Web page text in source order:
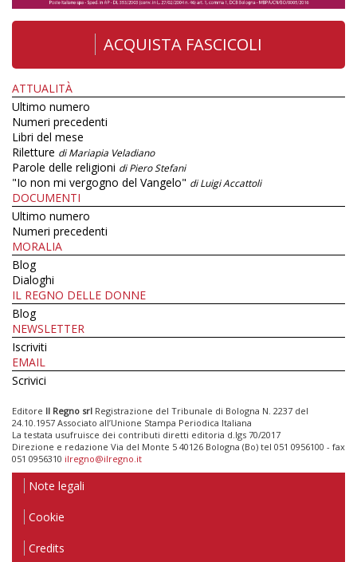
ACQUISTA FASCICOLI
ATTUALITÀ
Ultimo numero
Numeri precedenti
Libri del mese
Riletture di Mariapia Veladiano
Parole delle religioni di Piero Stefani
"Io non mi vergogno del Vangelo" di Luigi Accattoli
DOCUMENTI
Ultimo numero
Numeri precedenti
MORALIA
Blog
Dialoghi
IL REGNO DELLE DONNE
Blog
NEWSLETTER
Iscriviti
EMAIL
Scrivici
Editore Il Regno srl Registrazione del Tribunale di Bologna N. 2237 del
24.10.1957 Associato all’Unione Stampa Periodica Italiana
La testata usufruisce dei contributi diretti editoria d.lgs 70/2017
Direzione e redazione Via del Monte 5 40126 Bologna (Bo) tel 051 0956100 - fax
051 0956310 ilregno@ilregno.it
Note legali
Cookie
Credits